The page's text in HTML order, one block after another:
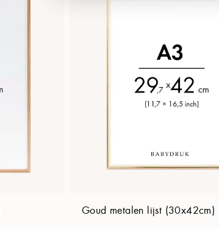
Goud metalen lijst (30x42cm)